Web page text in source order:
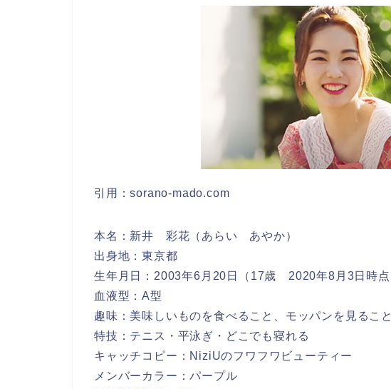
引用：sorano-mado.com
本名：新井 彩花（あらい あやか）
出身地：東京都
生年月日：2003年6月20日（17歳 2020年8月3日時点
血液型：A型
趣味：美味しいものを食べること、モッパンを見ること
特技：テニス・平泳ぎ・どこでも寝れる
キャッチコピー：NiziUのフワフワビューティー
メンバーカラー：パープル